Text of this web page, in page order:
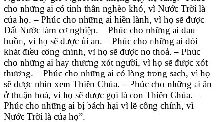
cho những ai có tinh thần nghèo khó, vì Nước Trời là
của họ. – Phúc cho những ai hiền lành, vì họ sẽ được
Ðất Nước làm cơ nghiệp. – Phúc cho những ai đau
buồn, vì họ sẽ được ủi an. – Phúc cho những ai đói
khát điều công chính, vì họ sẽ được no thoả. – Phúc
cho những ai hay thương xót người, vì họ sẽ được xót
thương. – Phúc cho những ai có lòng trong sạch, vì họ
sẽ được nhìn xem Thiên Chúa. – Phúc cho những ai ăn
ở thuận hoà, vì họ sẽ được gọi là con Thiên Chúa. –
Phúc cho những ai bị bách hại vì lẽ công chính, vì
Nước Trời là của họ”.